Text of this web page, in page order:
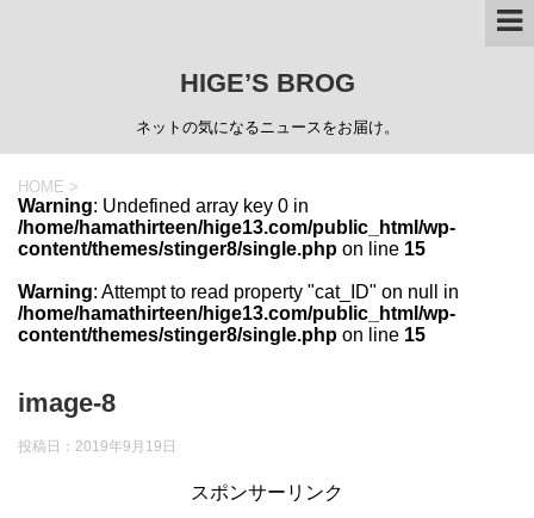
HIGE’S BROG
ネットの気になるニュースをお届け。
HOME >
Warning: Undefined array key 0 in
/home/hamathirteen/hige13.com/public_html/wp-
content/themes/stinger8/single.php on line 15
Warning: Attempt to read property "cat_ID" on null in
/home/hamathirteen/hige13.com/public_html/wp-
content/themes/stinger8/single.php on line 15
image-8
投稿日： 2019年9月19日
スポンサーリンク